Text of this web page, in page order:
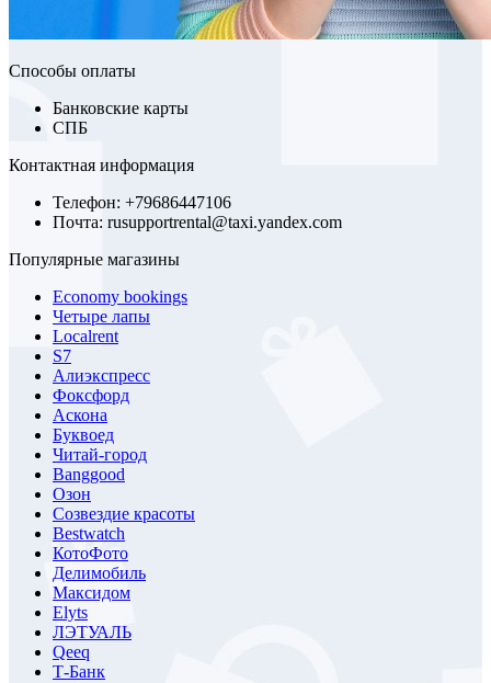
Способы оплаты
Банковские карты
СПБ
Контактная информация
Телефон: +79686447106
Почта: rusupportrental@taxi.yandex.com
Популярные магазины
Economy bookings
Четыре лапы
Localrent
S7
Алиэкспресс
Фоксфорд
Аскона
Буквоед
Читай-город
Banggood
Озон
Созвездие красоты
Bestwatch
КотоФото
Делимобиль
Максидом
Elyts
ЛЭТУАЛЬ
Qeeq
Т-Банк